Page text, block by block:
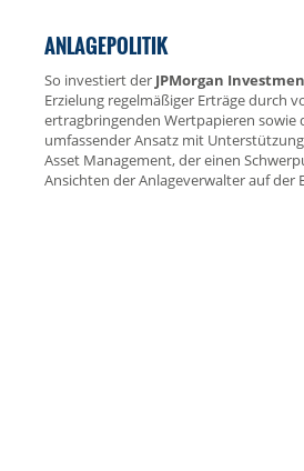
ANLAGEPOLITIK
So investiert der JPMorgan
Erzielung regelmäßiger Erträge durch
ertragbringenden Wertpapieren sowie
umfassender Ansatz mit
Asset Management, der einen
Ansichten der Anlageverwalter auf der